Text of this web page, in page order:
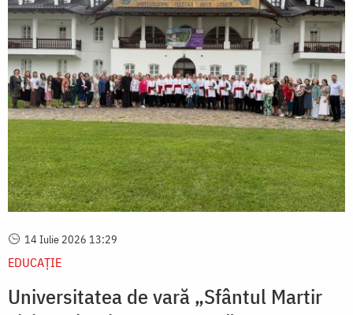
14 Iulie 2026 13:29
EDUCAŢIE
Universitatea de vară „Sfântul Martir